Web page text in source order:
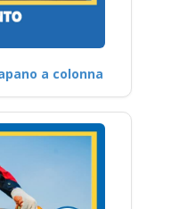
a colonna